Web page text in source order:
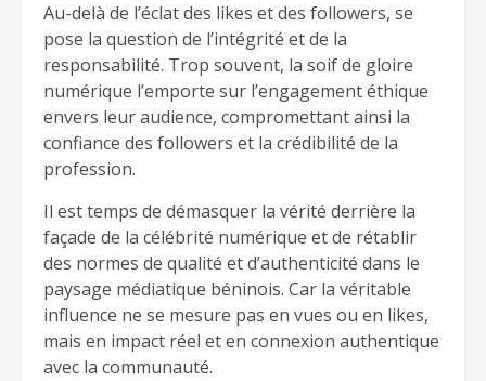
Au-delà de l’éclat des likes et des followers, se
pose la question de l’intégrité et de la
responsabilité. Trop souvent, la soif de gloire
numérique l’emporte sur l’engagement éthique
envers leur audience, compromettant ainsi la
confiance des followers et la crédibilité de la
profession.
Il est temps de démasquer la vérité derrière la
façade de la célébrité numérique et de rétablir
des normes de qualité et d’authenticité dans le
paysage médiatique béninois. Car la véritable
influence ne se mesure pas en vues ou en likes,
mais en impact réel et en connexion authentique
avec la communauté.